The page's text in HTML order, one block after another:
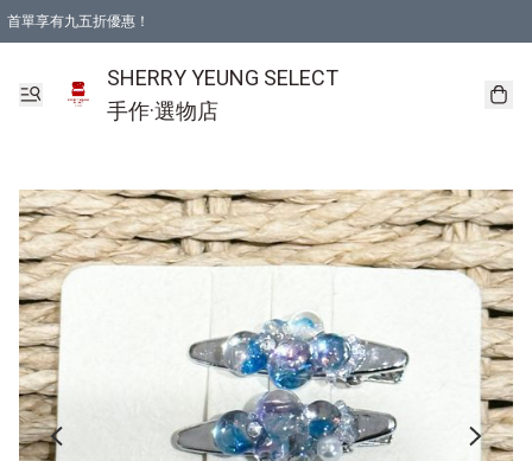
首單享有九五折優惠！
SHERRY YEUNG SELECT
手作·選物店